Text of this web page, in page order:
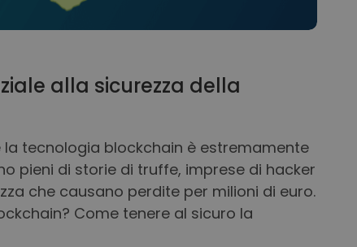
alla sicurezza della
la tecnologia blockchain è estremamente
pieni di storie di truffe, imprese di hacker
che causano perdite per milioni di euro.
Come tenere al sicuro la